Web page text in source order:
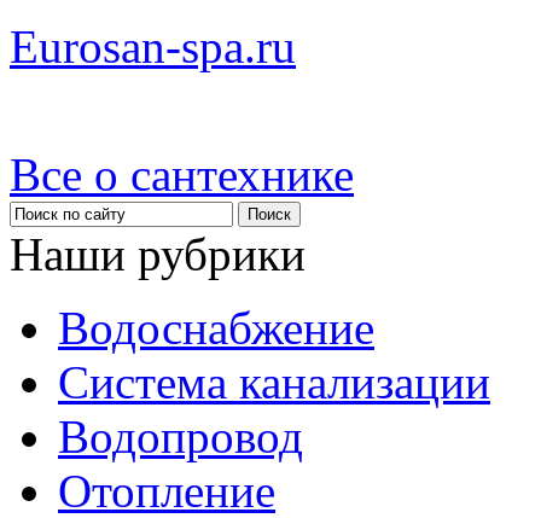
Eurosan-spa.ru
Все о сантехнике
Наши рубрики
Водоснабжение
Система канализации
Водопровод
Отопление